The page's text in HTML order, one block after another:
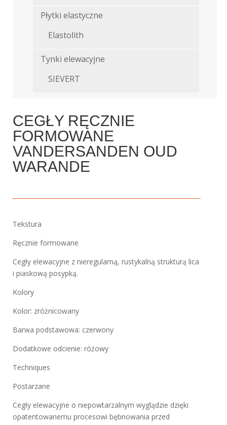
Płytki elastyczne
Elastolith
Tynki elewacyjne
SIEVERT
CEGŁY RĘCZNIE
FORMOWANE
VANDERSANDEN OUD
WARANDE
Tekstura
Ręcznie formowane
Cegły elewacyjne z nieregularną, rustykalną strukturą lica
i piaskową posypką.
Kolory
Kolor: zróżnicowany
Barwa podstawowa: czerwony
Dodatkowe odcienie: różowy
Techniques
Postarzane
Cegły elewacyjne o niepowtarzalnym wyglądzie dzięki
opatentowanemu procesowi bębnowania przed